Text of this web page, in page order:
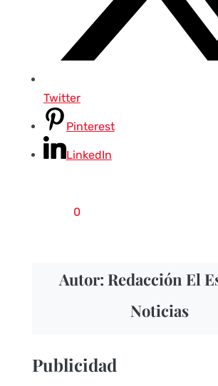
Twitter
Pinterest
LinkedIn
0
Autor: Redacción El
Noticias
Publicidad